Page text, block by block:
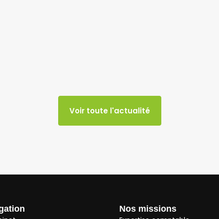
Voir toute l'actualité
Nos missions